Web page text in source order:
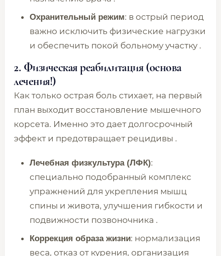
Охранительный режим: в острый период
важно исключить физические нагрузки
и обеспечить покой больному участку .
2. Физическая реабилитация (основа
лечения!)
Как только острая боль стихает, на первый
план выходит восстановление мышечного
корсета. Именно это дает долгосрочный
эффект и предотвращает рецидивы .
Лечебная физкультура (ЛФК):
специально подобранный комплекс
упражнений для укрепления мышц
спины и живота, улучшения гибкости и
подвижности позвоночника .
Коррекция образа жизни: нормализация
веса, отказ от курения, организация